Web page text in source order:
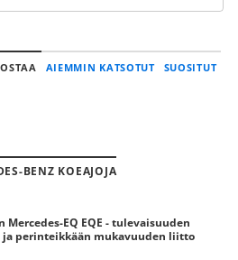
AIEMMIN KATSOTUT SUOSITUT
BENZ KOEAJOJA
Mercedes-EQ EQE - tulevaisuuden
perinteikkään mukavuuden liitto